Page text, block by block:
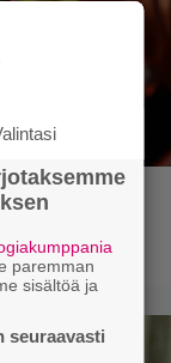
000
paremman
sisältöä ja
seuraavasti